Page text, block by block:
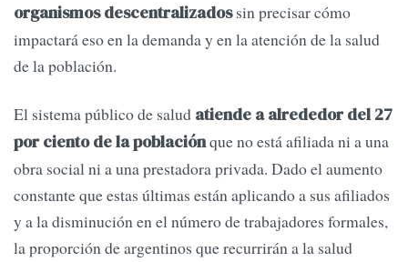
organismos descentralizadossin precisar cómo
impactará eso en la demanda y en la atención de la salud
de la población.
El sistema público de salud atiende a alrededor del 27
por ciento de la poblaciónque no está afiliada ni a una
obra social ni a una prestadora privada. Dado el aumento
constante que estas últimas están aplicando a sus afiliados
y a la disminución en el número de trabajadores formales,
la proporción de argentinos que recurrirán a la salud